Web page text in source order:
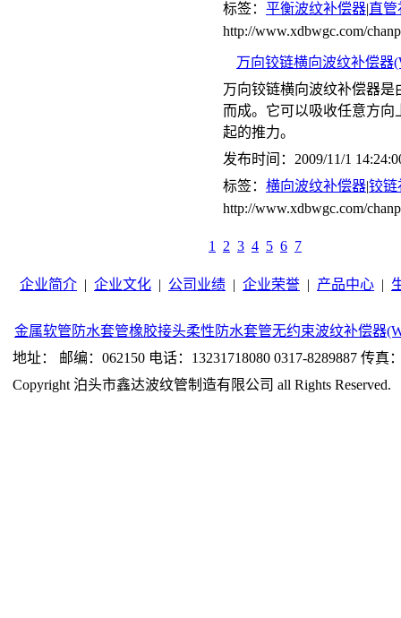
标签： 平衡波纹补偿器|直管
http://www.xdbwgc.com/
万向铰链横向波纹补偿器
万向铰链横向波纹补偿器
而成。它可以吸收任意方
起的推力。
发布时间：2009/11/1
标签： 横向波纹补偿器|铰链
http://www.xdbwgc.com/
1 2 3 4 5 6 7
企业简介 | 企业文化 | 公司业绩 | 企业荣誉 | 产品中心 |
金属软管 防水套管橡胶接头柔性防水套管无约束波纹补偿器
地址： 邮编：062150 电话：13231718080 0317-8289887 传真
Copyright 泊头市鑫达波纹管制造有限公司 all Rights Reserved.